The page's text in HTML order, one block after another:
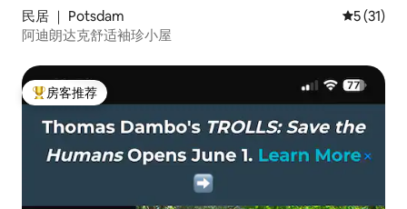
民居 ｜ Potsdam 平均评分
5 (31)
阿迪朗达克舒适袖珍小屋
热门「房客推荐」
房客推荐